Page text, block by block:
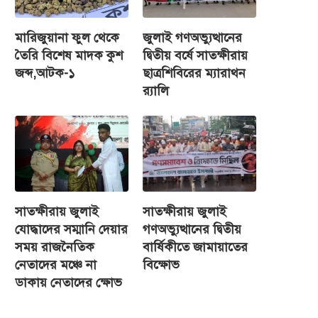
মারিজুয়ানা ফুল থেকে
তৈরি বিশেষ মাদক কুশ
জব্দ,আটক-১
জুলাই গণঅভ্যুত্থানের
দ্বিতীয় বর্ষে সাতক্ষীরায়
ছাত্রশিবিরের ম্যারাথন
র‌্যালি
সাতক্ষীরায় জুলাই
যোদ্ধাদের সম্মানি দেয়ার
সময় রাজনৈতিক
নেতাদের মঞ্চে না
ডাকায় নেতাদের ক্ষোভ
সাতক্ষীরায় জুলাই
গণঅভ্যুত্থানের দ্বিতীয়
বার্ষিকীতে জামায়াতের
বিক্ষোভ